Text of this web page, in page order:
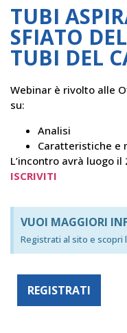
TUBI
SFIATO
TUBI DEL
Webinar è rivolto alle
su:
Analisi
Caratteristiche e
L’incontro avrà luogo
ISCRIVITI
VUOI MAGGIORI
Registrati al sito e
REGISTRATI